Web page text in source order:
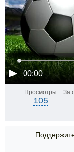
00:00
Просмотры
105
За